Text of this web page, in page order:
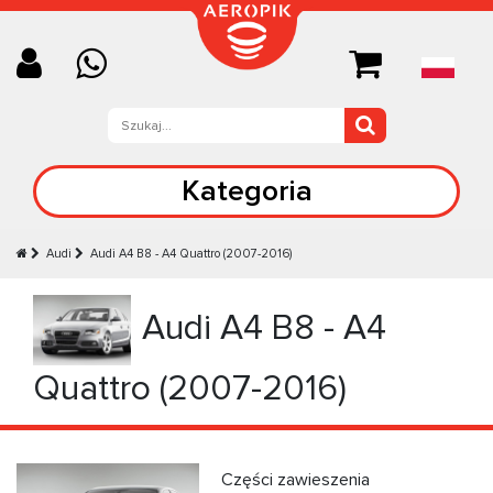
Kategoria
Audi Audi A4 B8 - A4 Quattro (2007-2016)
Audi A4 B8 - A4
Quattro (2007-2016)
Części zawieszenia